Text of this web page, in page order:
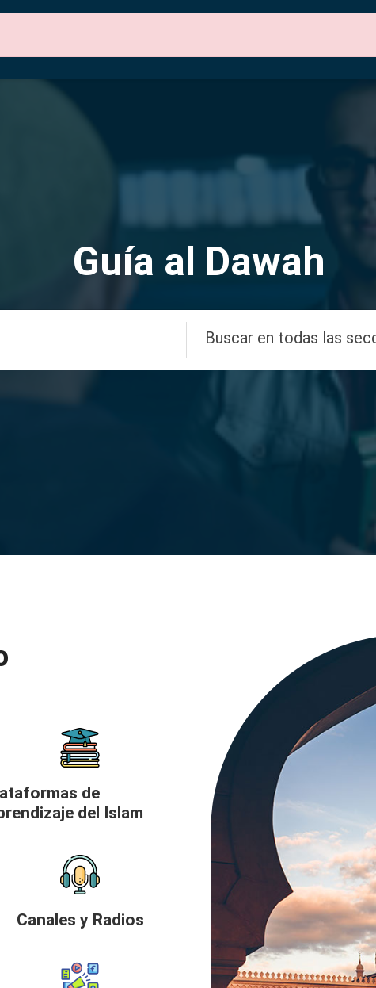
Guía al Dawah
de
del Islam
Canales y Radios